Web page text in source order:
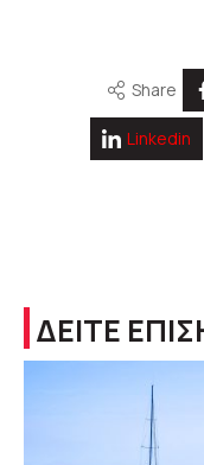
Share
Linkedin
ΔΕΙΤΕ